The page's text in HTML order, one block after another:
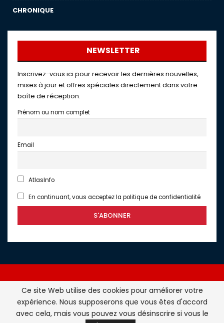
CHRONIQUE
NEWSLETTER
Inscrivez-vous ici pour recevoir les dernières nouvelles,
mises à jour et offres spéciales directement dans votre
boîte de réception.
Prénom ou nom complet
Email
AtlasInfo
En continuant, vous acceptez la politique de confidentialité
Atlasinfo.fr : l'essentiel de l'actualité de la France et du
Maghreb © Tous Droits Réservés - Atlasinfo- 2026
Ce site Web utilise des cookies pour améliorer votre
expérience. Nous supposerons que vous êtes d'accord
avec cela, mais vous pouvez vous désinscrire si vous le